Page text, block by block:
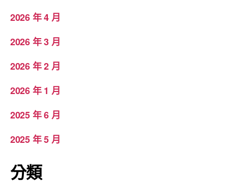
2026 年 4 月
2026 年 3 月
2026 年 2 月
2026 年 1 月
2025 年 6 月
2025 年 5 月
分類